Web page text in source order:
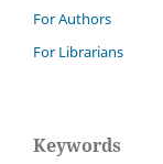
For Authors
For Librarians
Keywords